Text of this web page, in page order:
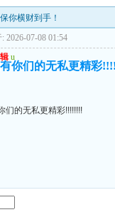
你横财到手！
2026-07-08 01:54
u
你们的无私更精彩
们的无私更精彩!!!!!!!!